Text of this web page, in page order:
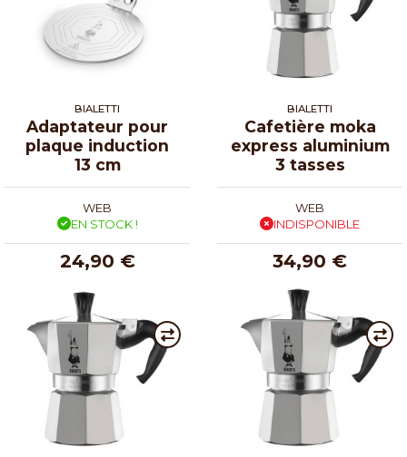
BIALETTI
Adaptateur pour
plaque induction
13 cm
WEB
EN STOCK !
24,90 €
BIALETTI
Cafetière moka
express aluminium
3 tasses
WEB
INDISPONIBLE
34,90 €